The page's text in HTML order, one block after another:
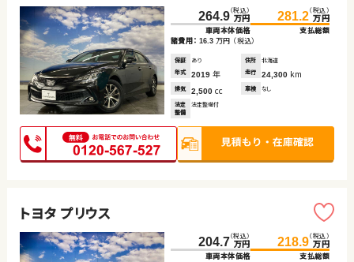
264.9（税込）
万円
車両本体価格
281.2（税込）
万円
支払総額
諸費用： 16.3 万円 （税込）
保証 あり 住所
北海道
年式
2019 年 走行 24,300 km
排気 2,500 cc 車検 なし
法定
整備
法定整備付
トヨタ プリウス
204.7（税込）
万円
車両本体価格
218.9（税込）
万円
支払総額